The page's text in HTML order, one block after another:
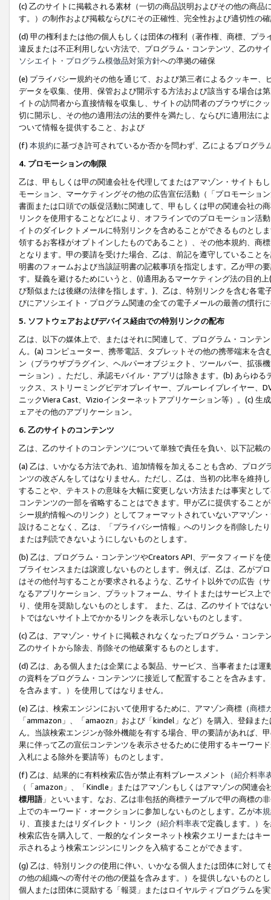
(c) 乙のサイトに掲載される素材（一切の商品説明およびその他の商
す。）の制作および掲載ならびにその正確性、完全性および適切性の
(d) 甲の権利または他の個人もしくは団体の権利（著作権、商標、プ
違反または不正利用しない方法で、プログラム・コンテンツ、乙のサ
ソシエイト・プログラム模倣品対策方針への準拠の確保
(e) プライバシー規約その他を通じて、および第三者によるクッキー
データを収集、使用、保管および開示する方法および該当する場合は
イトの訪問者から直接情報を収集し、サイトの訪問者のブラウザにク
切に開示し、その他の適用法の法的要件を満たし、ならびに適用法に
ついて情報を提供すること、および
(f) 本規約に基づき許可されているか否かを問わず、乙によるプログ
4. プロモーションの制限
乙は、甲もしくは甲の関連会社を代理してまたはアマゾン・サイトも
モーション、マーケティングその他の広告宣伝活動（「プロモーショ
書面または口頭での販促活動に関連して、甲もしくは甲の関連会社の
リンクを使用することなどにより、オフラインでのプロモーション活
イトのダイレクトメールに特別リンクを含めることができるものとし
領するお客様がオプトインしたものであること）、その他本規約、商
となります。甲の要請を受けた場合、乙は、前記を遵守していること
明書のフォームおよび当該証明書の記載事項を指定します。乙が甲の
す。疑義を避けるためにいうと、(i)適用あるマーケティング法の目的
び類似または後継の法律を指します。)、乙は、特別リンクを含む各
びにアソシエイト・プログラム関連の全ての電子メールの最善の慣行
5. ソフトウェアおよびデバイス経由での特別リンクの配布
乙は、以下の媒体上で、またはそれに関連して、プログラム・コンテ
ん。(a) コンピューター、携帯電話、タブレットその他の携帯端末を
ン（ブラウザプラグイン、ヘルパーオブジェクト、ツールバー、拡張
ーション）。ただし、承認モバイル・アプリは除きます。(b) あらゆ
ックス、ストリーミングビデオプレイヤー、ブルーレイプレイヤー、
ニックViera Cast、Vizioインターネットアプリケーション等）。(c)
ェアその他のアプリケーション。
6. 乙のサイトのコンテンツ
乙は、乙のサイトのコンテンツについて単独で責任を負い、以下記載
(a) 乙は、いかなる方法であれ、追加情報を加えることも含め、プロ
ンツの改ざんをしてはなりません。ただし、乙は、当初の比率を維持
することや、テキストの意味を大幅に変更しない方法または事実とし
コンテンツの一部を省略することはできます。甲が乙に提供すること
シー規約情報へのリンク）としてフォーマットされていないアマゾン
設けることなく、乙は、「プライバシー情報」へのリンクを削除した
または判読できないようにしないものとします。
(b) 乙は、プログラム・コンテンツやCreators API、データフィード
ブライセンスまたは譲渡しないものとします。例えば、乙は、乙がプ
はその他付与することが要求されるような、乙サイト以外での広告（
なるアプリケーション、プラットフォーム、サイトまたはサービス上
り、使用を奨励しないものとします。 また、乙は、乙のサイトでは
トではないサイト上でかかるリンクを表示しないものとします。
(c) 乙は、アマゾン・サイトに掲載されなくなったプログラム・コン
乙のサイトから除去、削除その他破棄するものとします。
(d) 乙は、ある個人または企業による製品、サービス、当事者または
の資料をプログラム・コンテンツに接近して配置することを含みます
を含みます。）を使用してはなりません。
(e) 乙は、検索エンジンにおいて使用するために、アマゾン商標（商標
「ammazon」、「amaozn」および「kindel」など）を購入、登録ま
ん。当該検索エンジンが除外機能を有する場合、甲の要請があれば、
果に伴って乙の宣伝コンテンツを表示させるために使用するキーワー
入札による除外を要請等）ものとします。
(f) 乙は、結果的に有料検索広告が禁止有料プレースメント（紹介料率
（「amazon」、「Kindle」またはアマゾンもしくはアマゾンの関連
標用語」といいます。なお、乙は非包括的商標テーブルで甲の商標の
上でのキーワード・オークションに参加しないものとします。乙が本
り、直接またはリダイレクト・リンク（紹介料率表で定義します。）
検索広告を購入して、一般的なインターネット検索クエリーまたはキ
示されるよう検索エンジンにリンクを入稿することができます。
(g) 乙は、特別リンクの使用に伴い、いかなる個人または団体に対し
の他の組織への寄付その他の便益を含みます。）を提供しないものと
個人または団体に奨励する「報奨」またはロイヤルティプログラムを